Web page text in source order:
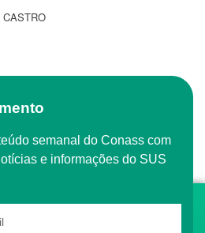
CASTRO
e informações do SUS